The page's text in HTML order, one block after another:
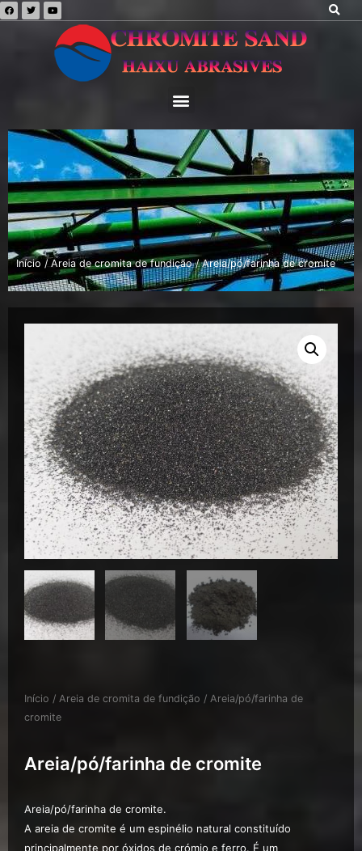
Início /Areia de cromita de fundição/ Areia/pó/farinha de cromite
Início / Areia de cromita de fundição / Areia/pó/farinha de
cromite
Areia/pó/farinha de cromite
Areia/pó/farinha de cromite.
A areia de cromite é um espinélio natural constituído
principalmente por óxidos de crómio e ferro. É um